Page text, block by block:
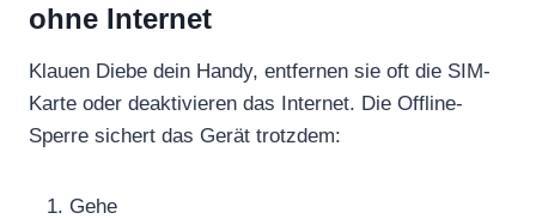
ohne Internet
Klauen Diebe dein Handy, entfernen sie oft die SIM-
Karte oder deaktivieren das Internet. Die Offline-
Sperre sichert das Gerät trotzdem:
Gehe